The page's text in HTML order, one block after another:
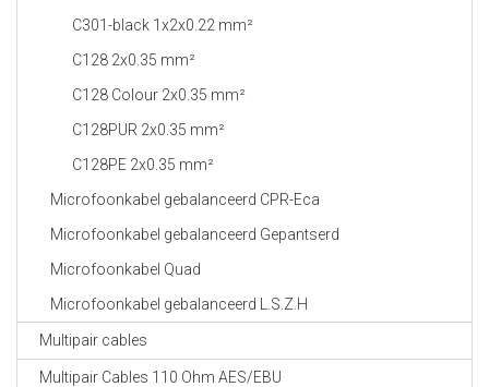
C301-black 1x2x0.22 mm²
C128 2x0.35 mm²
C128 Colour 2x0.35 mm²
C128PUR 2x0.35 mm²
C128PE 2x0.35 mm²
Microfoonkabel gebalanceerd CPR-Eca
Microfoonkabel gebalanceerd Gepantserd
Microfoonkabel Quad
Microfoonkabel gebalanceerd L.S.Z.H
Multipair cables
Multipair Cables 110 Ohm AES/EBU